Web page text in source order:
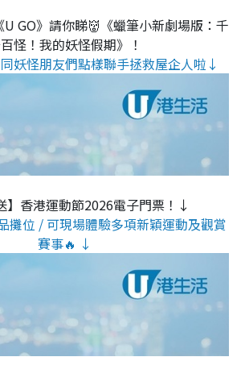
U GO》請你睇👹《蠟筆小新劇場版：千
怪！我的妖怪假期》！
妖怪朋友們點樣聯手拯救屋企人啦↓
】香港運動節2026電子門票！↓
攤位 / 可現場體驗多項新穎運動及觀賞
賽事🔥 ↓